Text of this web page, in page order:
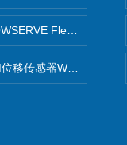
Flex Wedge闸
移传感器WS10-750